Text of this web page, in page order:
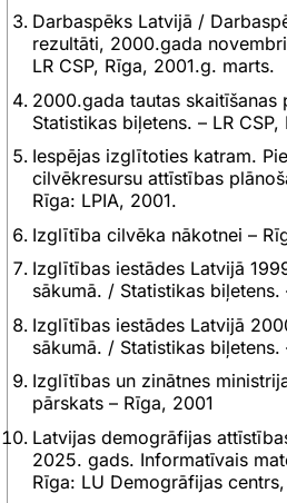
Darbaspēks Latvijā /
rezultāti, 2000.gada
LR CSP, Rīga, 2001.g. marts.
2000.gada tautas
Statistikas biļetens. – LR CSP,
Iespējas izglītoties katram.
cilvēkresursu attīstības
Rīga: LPIA, 2001.
Izglītība cilvēka nākotnei –
Izglītības iestādes Latvijā
sākumā. / Statistikas biļetens.
Izglītības iestādes Latvijā
sākumā. / Statistikas biļetens.
Izglītības un zinātnes
pārskats – Rīga, 2001
Latvijas demogrāfijas
2025. gads. Informatīvais
Rīga: LU Demogrāfijas